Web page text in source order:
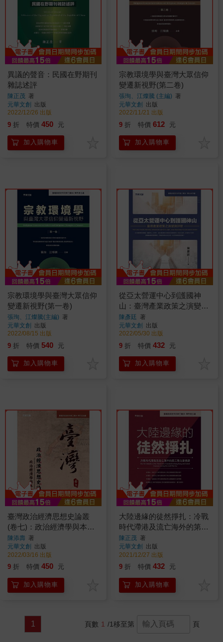
異議的聲音：民國在野期刊
雜誌述評
陳正茂 著
元華文創
出版
2022/12/26 出版
9 折 特價 450 元
加入購物車
宗教環境學與臺灣大眾信仰
變遷新視野(第二卷)
張珣、江燦騰 (主編) 著
元華文創
出版
2022/11/21 出版
9 折 特價 612 元
加入購物車
宗教環境學與臺灣大眾信仰
變遷新視野(第一卷)
張珣、江燦騰(主編) 著
元華文創
出版
2022/08/15 出版
9 折 特價 540 元
加入購物車
從亞太營運中心到護國神
山：臺灣產業政策之演變與
評析
陳彥廷 著
元華文創
出版
2022/05/30 出版
9 折 特價 432 元
加入購物車
臺灣政治經濟思想史論叢
(卷七)：政治經濟學與本土
篇
陳添壽 著
元華文創
出版
2022/03/16 出版
9 折 特價 450 元
加入購物車
大陸邊緣的徒然掙扎：冷戰
時代滯港及流亡海外的第三
勢力滄桑錄
陳正茂 著
元華文創
出版
2021/12/27 出版
9 折 特價 432 元
加入購物車
1 頁數 1 /1移至第 頁